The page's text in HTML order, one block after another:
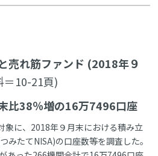
売れ筋ファンド (2018年９
＝10-21頁)
比38％増の16万7496口座
象に、2018年９月末における積み立
みたてNISA)の口座数等を調査した。